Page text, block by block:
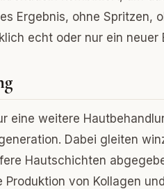
Ergebnis, ohne Spritzen,
echt oder nur ein neuer
eine weitere
Dabei gleiten
Hautschichten
von Kollagen